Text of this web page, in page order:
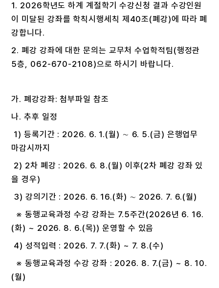
1. 2026학년도 하계 계절학기 수강신청 결과 수강인원
이 미달된 강좌를 학칙시행세칙 제40조(폐강)에 따라 폐
강합니다.
2. 폐강 강좌에 대한 문의는 교무처 수업학적팀(행정관
5층, 062-670-2108)으로 하시기 바랍니다.
가. 폐강강좌: 첨부파일 참조
나. 추후 일정
1) 등록기간 : 2026. 6. 1.(월) ∼ 6. 5.(금) 은행업무
마감시까지
2) 2차 폐강 : 2026. 6. 8.(월) 이후(2차 폐강 강좌 있
을 경우)
3) 강의기간 : 2026. 6. 16.(화) ∼ 2026. 7. 6.(월)
※ 동행교육과정 수강 강좌는 7.5주간(2026년 6. 16.
(화) ~ 2026. 8. 6.(목)) 운영할 수 있음
4) 성적입력 : 2026. 7. 7.(화) ~ 7. 8.(수)
※ 동행교육과정 수강 강좌 : 2026. 8. 7.(금) ~ 8. 10.
(월)